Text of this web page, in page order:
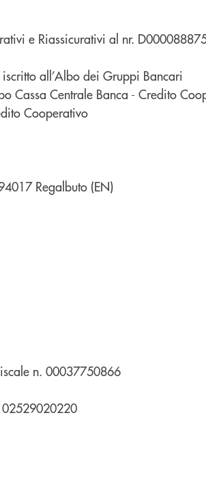
e Riassicurativi al nr.
all’Albo dei Gruppi Bancari
Cassa Centrale Banca - Credito
Cooperativo
Regalbuto (EN)
n. 00037750866
02529020220